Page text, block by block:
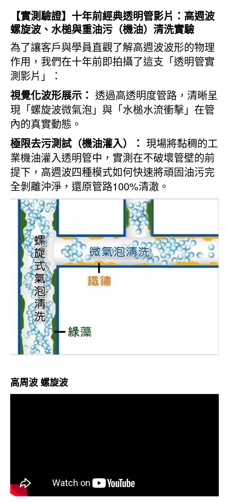
【實測驗證】十年前經典透明管影片：高週波
螺旋波、水槌與重油污（機油）清洗實驗
為了讓客戶與學員直觀了解高週波波形的物理
作用，我們在十年前即拍攝了這支「透明管實
測影片」：
視覺化波形展示： 透過高透明度管路，清晰呈
現「螺旋波微氣泡」與「水槌水流衝擊」在管
內的真實動態。
極限去污測試（機油灌入）： 現場將黏稠的工
業機油灌入透明管中，實測在不破壞管壁的前
提下，高週波四種模式如何快速將頑固油污完
全剝離沖淨，還原管路100%清澈。
高周波 螺旋波